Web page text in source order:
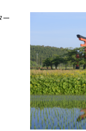
ー